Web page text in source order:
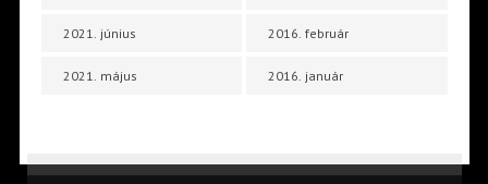
2021. június
2021. május
2016. február
2016. január